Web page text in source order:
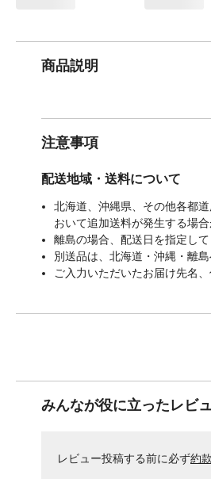
商品説明
注意事項
配送地域・送料について
北海道、沖縄県、その他各都
おいて追加送料が発生する場合
離島の場合、配送日を指定し
別送品は、北海道・沖縄・離
ご入力いただいたお届け先名
みんなが役に立ったレビ
レビュー投稿する前に必ず約款